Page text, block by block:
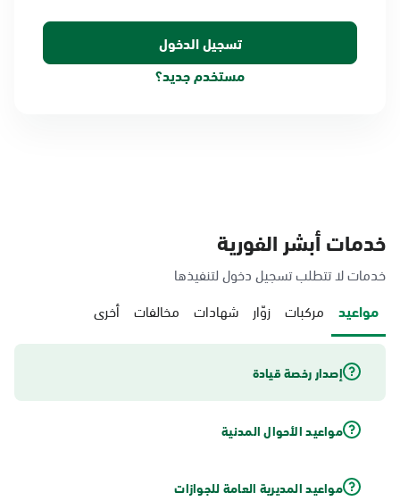
مستخدم جديد؟
خدمات أبشر الفورية
خدمات لا تتطلب تسجيل دخول لتنفيذها
مواعيد مركبات زوّار شهادات مخالفات أخرى
إصدار رخصة قيادة
مواعيد الأحوال المدنية
مواعيد المديرية العامة للجوازات